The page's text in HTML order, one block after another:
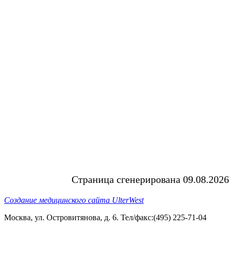
Страница сгенерирована
Создание медицинского сайта UlterWest
Москва, ул. Островитянова, д. 6. Тел/факс:(495) 225-71-04